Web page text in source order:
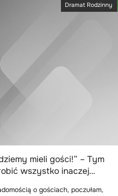
Dramat Rodzinny
mieli gości!” – Tym
wszystko inaczej…
o gościach, poczułam,